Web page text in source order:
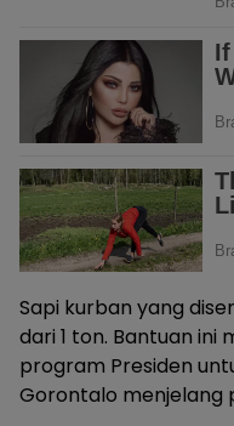
Sapi kurban yang
dari 1 ton. Bantuan ini
program Presiden
Gorontalo menjelang